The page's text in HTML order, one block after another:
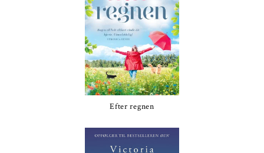
Efter regnen